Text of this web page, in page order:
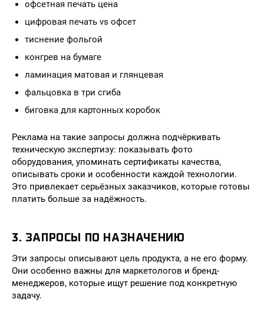
офсетная печать цена
цифровая печать vs офсет
тиснение фольгой
конгрев на бумаге
ламинация матовая и глянцевая
фальцовка в три сгиба
биговка для картонных коробок
Реклама на такие запросы должна подчёркивать
техническую экспертизу: показывать фото
оборудования, упоминать сертификаты качества,
описывать сроки и особенности каждой технологии.
Это привлекает серьёзных заказчиков, которые готовы
платить больше за надёжность.
3. ЗАПРОСЫ ПО НАЗНАЧЕНИЮ
Эти запросы описывают цель продукта, а не его форму.
Они особенно важны для маркетологов и бренд-
менеджеров, которые ищут решение под конкретную
задачу.